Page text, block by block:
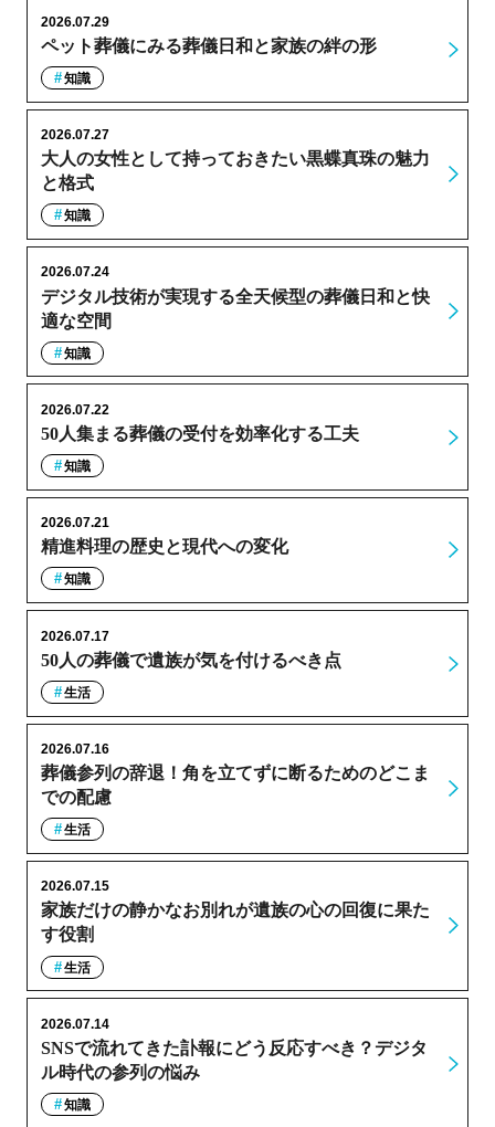
ペット葬儀にみる葬儀日和と家族の絆の形
2026.07.29
知識
大人の女性として持っておきたい黒蝶真珠の魅力
と格式
2026.07.27
知識
デジタル技術が実現する全天候型の葬儀日和と快
適な空間
2026.07.24
知識
50人集まる葬儀の受付を効率化する工夫
2026.07.22
知識
精進料理の歴史と現代への変化
2026.07.21
知識
50人の葬儀で遺族が気を付けるべき点
2026.07.17
生活
葬儀参列の辞退！角を立てずに断るためのどこま
での配慮
2026.07.16
生活
家族だけの静かなお別れが遺族の心の回復に果た
す役割
2026.07.15
生活
SNSで流れてきた訃報にどう反応すべき？デジタ
ル時代の参列の悩み
2026.07.14
知識